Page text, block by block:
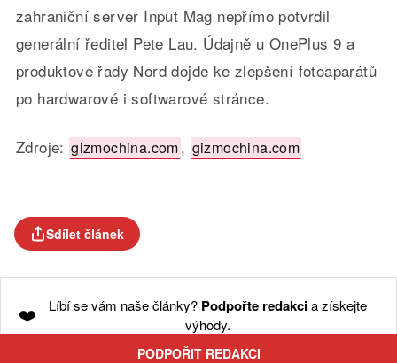
zahraniční server Input Mag nepřímo potvrdil
generální ředitel Pete Lau. Údajně u OnePlus 9 a
produktové řady Nord dojde ke zlepšení fotoaparátů
po hardwarové i softwarové stránce.
Zdroje: gizmochina.com, gizmochina.com
Sdílet článek
❤️ Líbí se vám naše články? Podpořte redakcia získejte
výhody.
PODPOŘIT REDAKCI